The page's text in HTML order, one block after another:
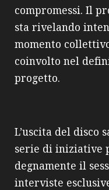
compromessi. Il
sta rivelando
momento
coinvolto nel
progetto.
L’uscita del disco
serie di iniziative
degnamente il
interviste